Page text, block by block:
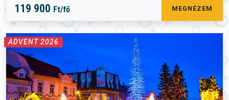
119 900 Ft/fő MEGNÉZEM
ADVENT 2026